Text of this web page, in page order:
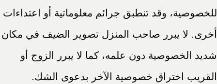
للخصوصية، وقد تنطبق جرائم معلوماتية أو اعتداءات
أخرى. لا يبرر صاحب المنزل تصوير الضيف في مكان
شديد الخصوصية دون علمه، كما لا يبرر الزوج أو
القريب اختراق خصوصية الآخر بدعوى الشك.